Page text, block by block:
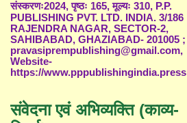
संस्करणः2024, पृष्ठः 165, मूल्यः 310, P.P.
PUBLISHING PVT. LTD. INDIA. 3/186
RAJENDRA NAGAR, SECTOR-2,
SAHIBABAD, GHAZIABAD- 201005 ;
pravasiprempublishing@gmail.com,
Website-
https://www.pppublishingindia.press
संवेदना एवं अभिव्यक्ति (काव्य-